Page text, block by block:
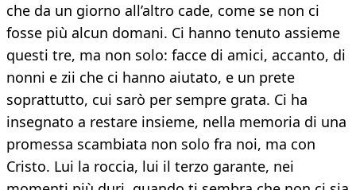
che da un giorno all’altro cade, come se non ci
fosse più alcun domani. Ci hanno tenuto assieme
questi tre, ma non solo: facce di amici, accanto, di
nonni e zii che ci hanno aiutato, e un prete
soprattutto, cui sarò per sempre grata. Ci ha
insegnato a restare insieme, nella memoria di una
promessa scambiata non solo fra noi, ma con
Cristo. Lui la roccia, lui il terzo garante, nei